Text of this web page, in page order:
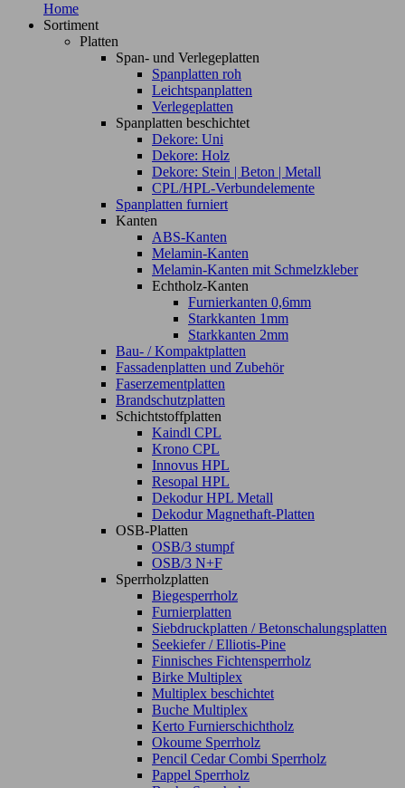
Home
Sortiment
Platten
Span- und Verlegeplatten
Spanplatten roh
Leichtspanplatten
Verlegeplatten
Spanplatten beschichtet
Dekore: Uni
Dekore: Holz
Dekore: Stein | Beton | Metall
CPL/HPL-Verbundelemente
Spanplatten furniert
Kanten
ABS-Kanten
Melamin-Kanten
Melamin-Kanten mit Schmelzkleber
Echtholz-Kanten
Furnierkanten 0,6mm
Starkkanten 1mm
Starkkanten 2mm
Bau- / Kompaktplatten
Fassadenplatten und Zubehör
Faserzementplatten
Brandschutzplatten
Schichtstoffplatten
Kaindl CPL
Krono CPL
Innovus HPL
Resopal HPL
Dekodur HPL Metall
Dekodur Magnethaft-Platten
OSB-Platten
OSB/3 stumpf
OSB/3 N+F
Sperrholzplatten
Biegesperrholz
Furnierplatten
Siebdruckplatten / Betonschalungsplatten
Seekiefer / Elliotis-Pine
Finnisches Fichtensperrholz
Birke Multiplex
Multiplex beschichtet
Buche Multiplex
Kerto Furnierschichtholz
Okoume Sperrholz
Pencil Cedar Combi Sperrholz
Pappel Sperrholz